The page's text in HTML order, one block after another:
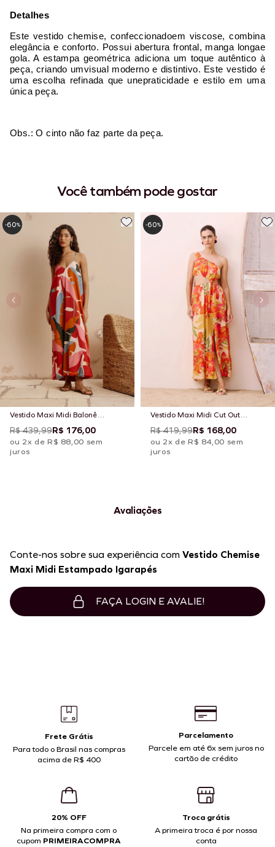
Detalhes
Este vestido chemise, confeccionadoem viscose, combina
elegância e conforto. Possui abertura frontal, manga longae
gola. A estampa geométrica adiciona um toque autêntico à
peça, criando umvisual moderno e distintivo. Este vestido é
uma escolha refinada que unepraticidade e estilo em uma
única peça.
Obs.: O cinto não faz parte da peça.
Você também pode gostar
Vestido Maxi Midi Balonê
Estampado Igapo
R$ 439,99R$ 176,00
ou 2x de R$ 88,00 sem
juros
-60%
Vestido Maxi Midi Cut Out
Estampado Carimbó
R$ 419,99R$ 168,00
ou 2x de R$ 84,00 sem
juros
-60%
Avaliações
Conte-nos sobre sua experiência com Vestido Chemise
Maxi Midi Estampado Igarapés
FAÇA LOGIN E AVALIE!
Frete Grátis
Para todo o Brasil nas compras
acima de R$ 400
Parcelamento
Parcele em até 6x sem juros no
cartão de crédito
20% OFF
Na primeira compra com o
cupom PRIMEIRACOMPRA
Troca grátis
A primeira troca é por nossa
conta